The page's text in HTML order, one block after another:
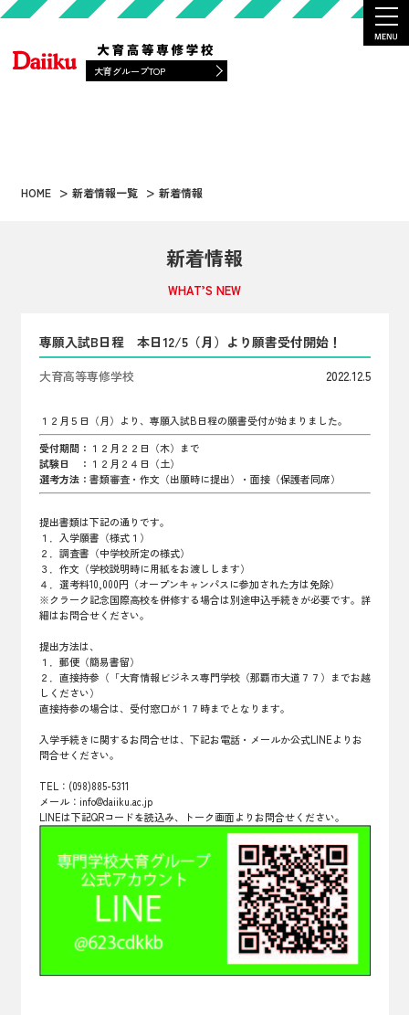
大育グループTOP
HOME 新着情報一覧 新着情報
新着情報
WHAT’S NEW
専願入試B日程 本日12/5（月）より願書受付開始！
大育高等専修学校 2022.12.5
１２月５日（月）より、専願入試B日程の願書受付が始まりました。
受付期間： １２月２２日（木）まで
試験日 ： １２月２４日（土）
選考方法： 書類審査・作文（出願時に提出）・面接（保護者同席）
提出書類は下記の通りです。
１．入学願書（様式１）
２．調査書（中学校所定の様式）
３．作文（学校説明時に用紙をお渡しします）
４．選考料10,000円（オープンキャンパスに参加された方は免除）
※クラーク記念国際高校を併修する場合は別途申込手続きが必要です。詳
細はお問合せください。
提出方法は、
１．郵便（簡易書留）
２．直接持参（「大育情報ビジネス専門学校（那覇市大道７７）までお越
しください）
直接持参の場合は、受付窓口が１７時までとなります。
入学手続きに関するお問合せは、下記お電話・メールか公式LINEよりお
問合せください。
TEL：(098)885-5311
メール：info@daiiku.ac.jp
LINEは下記QRコードを読込み、トーク画面よりお問合せください。